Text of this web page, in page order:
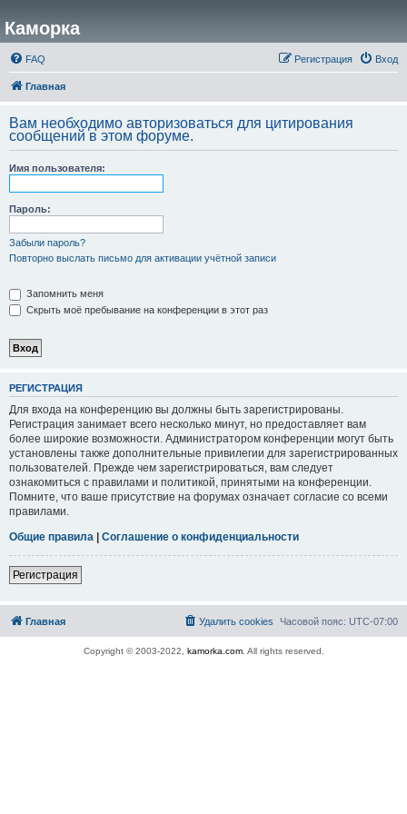
Каморка
FAQ Вход
Регистрация
Главная
Вам необходимо авторизоваться для цитирования
сообщений в этом форуме.
Имя пользователя:
Пароль:
Забыли пароль?
Повторно выслать письмо для активации учётной записи
Запомнить меня
Скрыть моё пребывание на конференции в этот раз
РЕГИСТРАЦИЯ
Для входа на конференцию вы должны быть зарегистрированы.
Регистрация занимает всего несколько минут, но предоставляет вам
более широкие возможности. Администратором конференции могут быть
установлены также дополнительные привилегии для зарегистрированных
пользователей. Прежде чем зарегистрироваться, вам следует
ознакомиться с правилами и политикой, принятыми на конференции.
Помните, что ваше присутствие на форумах означает согласие со всеми
правилами.
Общие правила | Соглашение о конфиденциальности
Регистрация
Главная Часовой пояс: UTC-07:00
Удалить cookies
Copyright © 2003-2022, kamorka.com. All rights reserved.